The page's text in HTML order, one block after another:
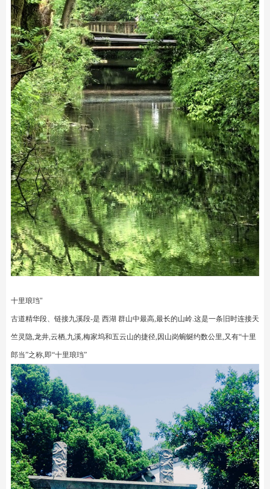
十里琅珰"
古道精华段、链接九溪段-是 西湖 群山中最高,最长的山岭.这是一条旧时连接天
竺灵隐,龙井,云栖,九溪,梅家坞和五云山的捷径,因山岗蜿蜒约数公里,又有“十里
郎当”之称,即“十里琅珰”